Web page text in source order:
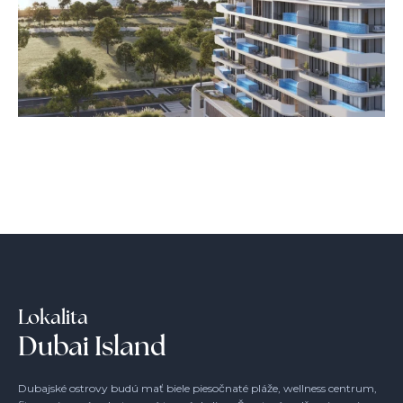
Lokalita
Dubai Island
Dubajské ostrovy budú mať biele piesočnaté pláže, wellness centrum,